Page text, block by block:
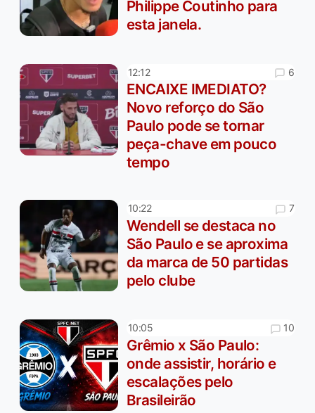
Philippe Coutinho para
esta janela.
12:12 6
ENCAIXE IMEDIATO?
Novo reforço do São
Paulo pode se tornar
peça-chave em pouco
tempo
10:22 7
Wendell se destaca no
São Paulo e se aproxima
da marca de 50 partidas
pelo clube
10:05 10
Grêmio x São Paulo:
onde assistir, horário e
escalações pelo
Brasileirão